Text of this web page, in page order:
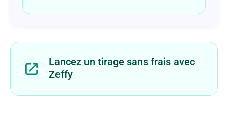
Lancez un tirage sans frais avec
Zeffy